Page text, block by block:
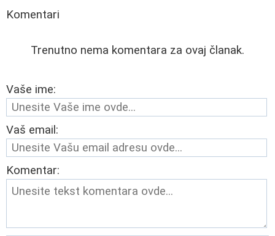
Komentari
Trenutno nema komentara za ovaj članak.
Vaše ime:
Vaš email:
Komentar: